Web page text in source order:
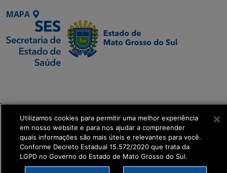
MAPA
Transformação Digital
get_footer();
Utilizamos cookies para permitir uma melhor experiência
em nosso website e para nos ajudar a compreender
quais informações são mais úteis e relevantes para você.
Conforme Decreto Estadual 15.572/2020 que trata da
LGPD no Governo do Estado de Mato Grosso do Sul.